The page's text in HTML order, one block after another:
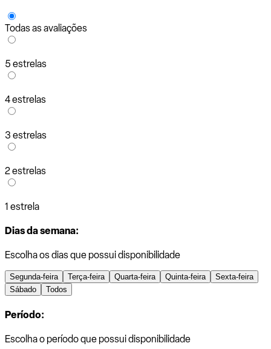
Todas as avaliações
5 estrelas
4 estrelas
3 estrelas
2 estrelas
1 estrela
Dias da semana:
Escolha os dias que possui disponibilidade
Segunda-feira Terça-feira Quarta-feira Quinta-feira
Sexta-feira
Sábado
Todos
Período:
Escolha o período que possui disponibilidade